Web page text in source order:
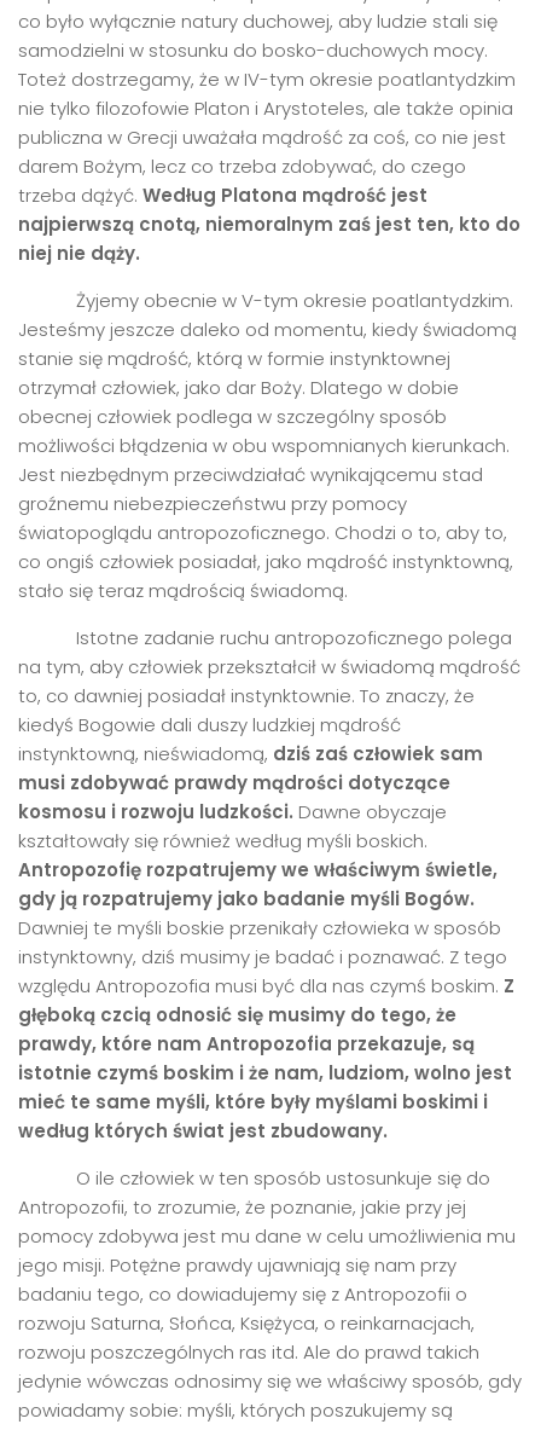
co było wyłącznie natury duchowej, aby ludzie stali się
samodzielni w stosunku do bosko-duchowych mocy.
Toteż dostrzegamy, że w IV-tym okresie poatlantydzkim
nie tylko filozofowie Platon i Arystoteles, ale także opinia
publiczna w Grecji uważała mądrość za coś, co nie jest
darem Bożym, lecz co trzeba zdobywać, do czego
trzeba dążyć. Według Platona mądrość jest
najpierwszą cnotą, niemoralnym zaś jest ten, kto do
niej nie dąży.
Żyjemy obecnie w V-tym okresie poatlantydzkim.
Jesteśmy jeszcze daleko od momentu, kiedy świadomą
stanie się mądrość, którą w formie instynktownej
otrzymał człowiek, jako dar Boży. Dlatego w dobie
obecnej człowiek podlega w szczególny sposób
możliwości błądzenia w obu wspomnianych kierunkach.
Jest niezbędnym przeciwdziałać wynikającemu stad
groźnemu niebezpieczeństwu przy pomocy
światopoglądu antropozoficznego. Chodzi o to, aby to,
co ongiś człowiek posiadał, jako mądrość instynktowną,
stało się teraz mądrością świadomą.
Istotne zadanie ruchu antropozoficznego polega
na tym, aby człowiek przekształcił w świadomą mądrość
to, co dawniej posiadał instynktownie. To znaczy, że
kiedyś Bogowie dali duszy ludzkiej mądrość
instynktowną, nieświadomą, dziś zaś człowiek sam
musi zdobywać prawdy mądrości dotyczące
kosmosu i rozwoju ludzkości. Dawne obyczaje
kształtowały się również według myśli boskich.
Antropozofię rozpatrujemy we właściwym świetle,
gdy ją rozpatrujemy jako badanie myśli Bogów.
Dawniej te myśli boskie przenikały człowieka w sposób
instynktowny, dziś musimy je badać i poznawać. Z tego
względu Antropozofia musi być dla nas czymś boskim. Z
głęboką czcią odnosić się musimy do tego, że
prawdy, które nam Antropozofia przekazuje, są
istotnie czymś boskim i że nam, ludziom, wolno jest
mieć te same myśli, które były myślami boskimi i
według których świat jest zbudowany.
O ile człowiek w ten sposób ustosunkuje się do
Antropozofii, to zrozumie, że poznanie, jakie przy jej
pomocy zdobywa jest mu dane w celu umożliwienia mu
jego misji. Potężne prawdy ujawniają się nam przy
badaniu tego, co dowiadujemy się z Antropozofii o
rozwoju Saturna, Słońca, Księżyca, o reinkarnacjach,
rozwoju poszczególnych ras itd. Ale do prawd takich
jedynie wówczas odnosimy się we właściwy sposób, gdy
powiadamy sobie: myśli, których poszukujemy są